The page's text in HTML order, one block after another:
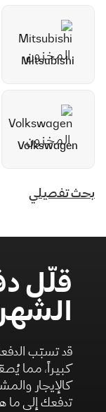
Mitsubishi
Volkswagen
بحث تفصيلي
قلّل
قد تسبّب
كبيراً، مما
كالإيجار
تدفعك إلى ما